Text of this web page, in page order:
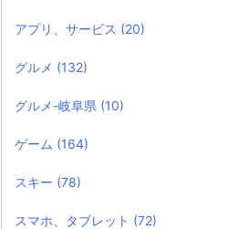
アプリ、サービス (20)
グルメ (132)
グルメ-岐阜県 (10)
ゲーム (164)
スキー (78)
スマホ、タブレット (72)